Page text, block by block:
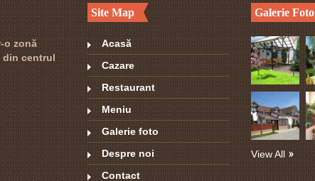
o zonă
din centrul
Site Map
Acasă
Cazare
Restaurant
Meniu
Galerie foto
Despre noi
Contact
Galerie Foto
View All